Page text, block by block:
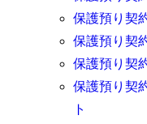
保護預り契
保護預り契
保護預り契
保護預り契
ト